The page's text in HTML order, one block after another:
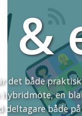
&
det både
hybridmöte, en
deltagare både